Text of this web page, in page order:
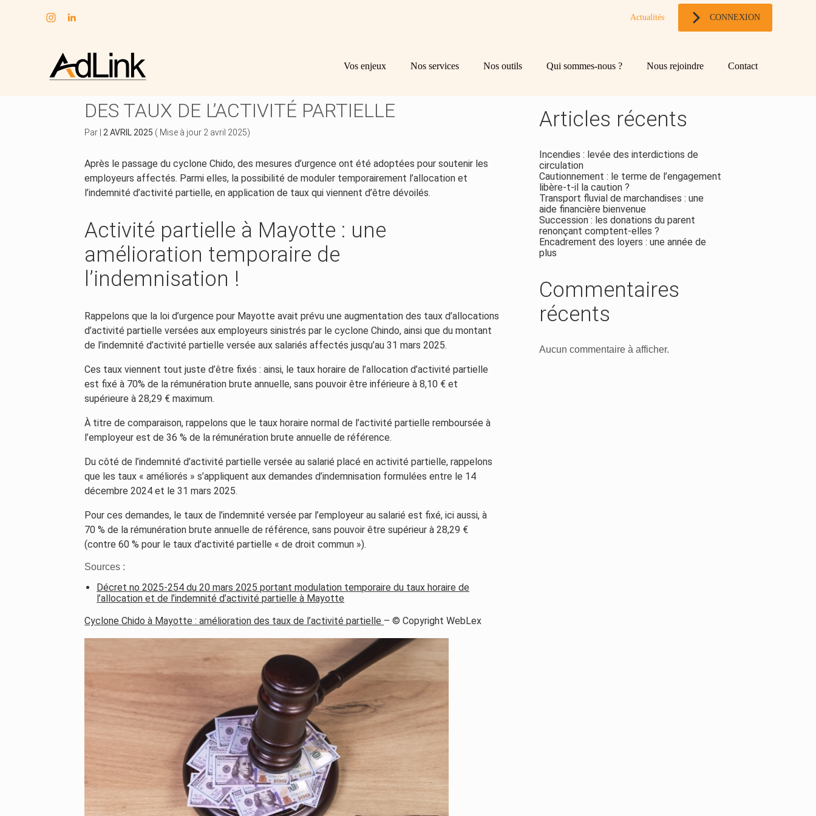
Actualités CONNEXION
Aller
au
Vos enjeux Nos services Nos outils Qui sommes-nous ? Nous rejoindre Contact
DES TAUX DE L’ACTIVITÉ PARTIELLE
Par |2 AVRIL 2025 ( Mise à jour 2 avril 2025)
Après le passage du cyclone Chido, des mesures d’urgence ont été adoptées pour soutenir les
employeurs affectés. Parmi elles, la possibilité de moduler temporairement l’allocation et
l’indemnité d’activité partielle, en application de taux qui viennent d’être dévoilés.
Activité partielle à Mayotte : une
amélioration temporaire de
l’indemnisation !
Rappelons que la loi d’urgence pour Mayotte avait prévu une augmentation des taux d’allocations
d’activité partielle versées aux employeurs sinistrés par le cyclone Chindo, ainsi que du montant
de l’indemnité d’activité partielle versée aux salariés affectés jusqu’au 31 mars 2025.
Ces taux viennent tout juste d’être fixés : ainsi, le taux horaire de l’allocation d’activité partielle
est fixé à 70% de la rémunération brute annuelle, sans pouvoir être inférieure à 8,10 € et
supérieure à 28,29 € maximum.
À titre de comparaison, rappelons que le taux horaire normal de l’activité partielle remboursée à
l’employeur est de 36 % de la rémunération brute annuelle de référence.
Du côté de l’indemnité d’activité partielle versée au salarié placé en activité partielle, rappelons
que les taux « améliorés » s’appliquent aux demandes d’indemnisation formulées entre le 14
décembre 2024 et le 31 mars 2025.
Pour ces demandes, le taux de l’indemnité versée par l’employeur au salarié est fixé, ici aussi, à
70 % de la rémunération brute annuelle de référence, sans pouvoir être supérieur à 28,29 €
(contre 60 % pour le taux d’activité partielle « de droit commun »).
Sources :
Décret no 2025-254 du 20 mars 2025 portant modulation temporaire du taux horaire de
l’allocation et de l’indemnité d’activité partielle à Mayotte
Cyclone Chido à Mayotte : amélioration des taux de l’activité partielle – © Copyright WebLex
Blog
sidebar
Rechercher
Articles récents
Incendies : levée des interdictions de
circulation
Cautionnement : le terme de l’engagement
libère-t-il la caution ?
Transport fluvial de marchandises : une
aide financière bienvenue
Succession : les donations du parent
renonçant comptent-elles ?
Encadrement des loyers : une année de
plus
Commentaires
récents
Aucun commentaire à afficher.